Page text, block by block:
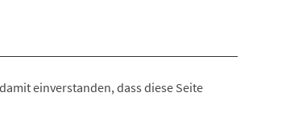
einverstanden, dass diese Seite